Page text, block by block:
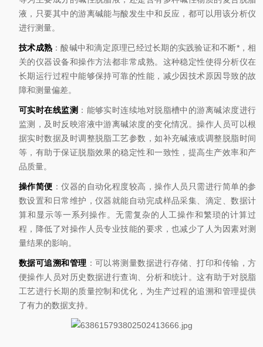
液，只要其中的游离碱能与酸发生中和反应，都可以用该分析仪
进行测量。
技术成熟 ：酸碱中和滴定原理已经过长期的实践验证和不断*，相
关的仪器设备和操作方法都非常成熟。这种稳定性使得分析仪在
长期运行过程中能够保持可靠的性能，减少因技术原因导致的故
障和测量偏差。
可实时在线监测 ：能够实时连续地对脱脂槽中的游离碱浓度进行
监测，及时反映溶液中游离碱浓度的变化情况。操作人员可以根
据实时数据及时调整脱脂工艺参数，如补充碱液或调整脱脂时间
等，有助于保证脱脂效果的稳定性和一致性，提高生产效率和产
品质量。
操作简便 ：仪器的自动化程度较高，操作人员只需进行简单的参
数设置和日常维护，仪器就能自动完成样品采集、滴定、数据计
算和显示等一系列操作。无需复杂的人工操作和繁琐的计算过
程，降低了对操作人员专业技能的要求，也减少了人为因素对测
量结果的影响。
数据可追溯和管理 ：可以将测量数据进行存储、打印和传输，方
便操作人员对历史数据进行查询、分析和统计。这有助于对脱脂
工艺进行长期的质量控制和优化，为生产过程的追溯和管理提供
了有力的数据支持。